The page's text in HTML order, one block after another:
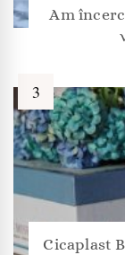
Am
Cicaplast